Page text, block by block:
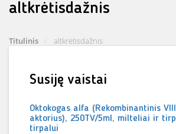
altkrėtisdažnis
Titulinis altkrėtisdažnis
Susiję vaistai
Oktokogas alfa (Rekombinantinis
aktorius), 250TV/5ml, milteliai ir
tirpalui